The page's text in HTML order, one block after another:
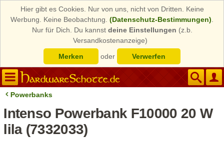
Hier gibt es Cookies. Nur von uns, nicht von Dritten. Keine
Werbung. Keine Beobachtung. (Datenschutz-Bestimmungen)
Nur für Dich. Du kannst deine Einstellungen (z.b.
Versandkostenanzeige)
Merken
oder Verwerfen
Powerbanks
Intenso Powerbank F10000 20 W
lila (7332033)